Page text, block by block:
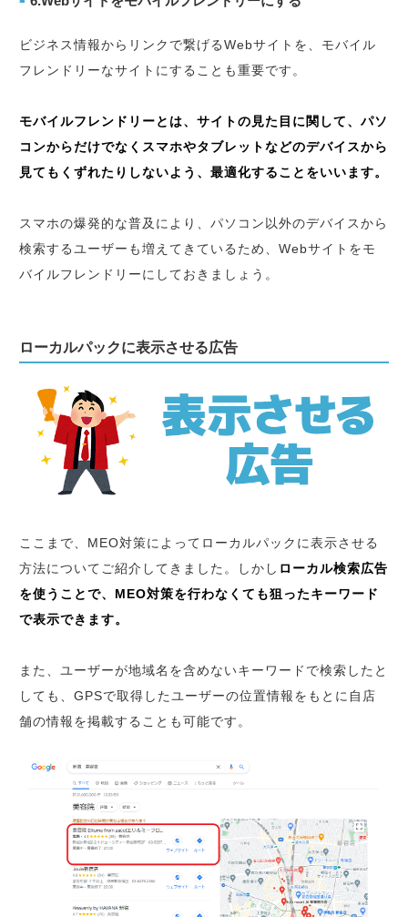
ビジネス情報からリンクで繋げるWebサイトを、モバイル
フレンドリーなサイトにすることも重要です。
モバイルフレンドリーとは、サイトの見た目に関して、パソ
コンからだけでなくスマホやタブレットなどのデバイスから
見てもくずれたりしないよう、最適化することをいいます。
スマホの爆発的な普及により、パソコン以外のデバイスから
検索するユーザーも増えてきているため、Webサイトをモ
バイルフレンドリーにしておきましょう。
ローカルパックに表示させる広告
ここまで、MEO対策によってローカルパックに表示させる
方法についてご紹介してきました。しかし ローカル検索広告
を使うことで、MEO対策を行わなくても狙ったキーワード
で表示できます。
また、ユーザーが地域名を含めないキーワードで検索したと
しても、GPSで取得したユーザーの位置情報をもとに自店
舗の情報を掲載することも可能です。